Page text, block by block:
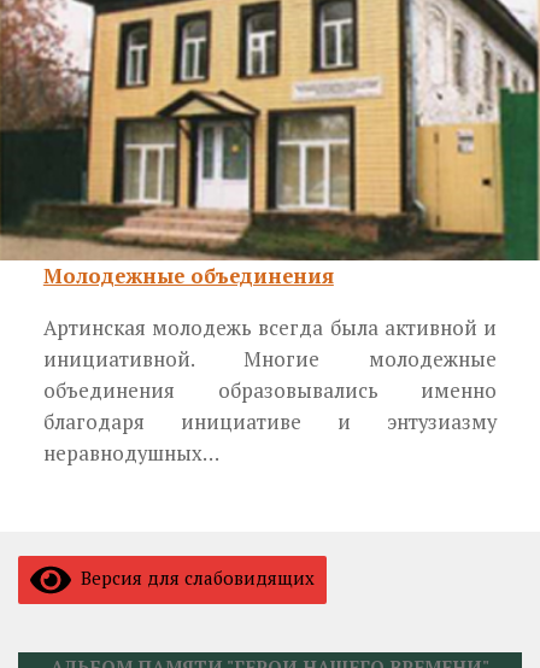
Молодежные объединения
Артинская молодежь всег­да была активной и
инициа­тивной. Многие молодежные
объединения образовывались именно
благодаря инициативе и энтузиазму
неравнодушных…
Версия для слабовидящих